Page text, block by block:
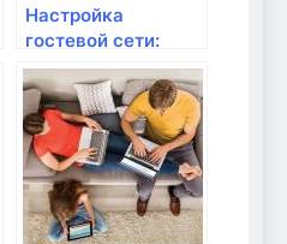
Настройка
гостевой сети:
зачем это нужно?